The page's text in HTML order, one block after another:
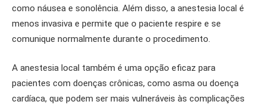
como náusea e sonolência. Além disso, a anestesia local é
menos invasiva e permite que o paciente respire e se
comunique normalmente durante o procedimento.
A anestesia local também é uma opção eficaz para
pacientes com doenças crônicas, como asma ou doença
cardíaca, que podem ser mais vulneráveis ​​às complicações